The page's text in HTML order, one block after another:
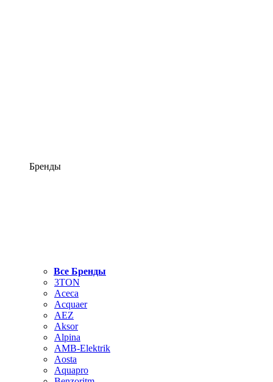
Бренды
Все Бренды
3TON
Aceca
Acquaer
AEZ
Aksor
Alpina
AMB-Elektrik
Aosta
Aquapro